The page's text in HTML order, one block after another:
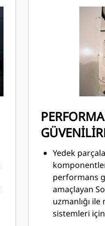
Yedek
performans
amaçlayan
uzmanlığı
sistemleri